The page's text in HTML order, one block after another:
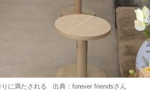
りに満たされる 出典： forever friendsさん